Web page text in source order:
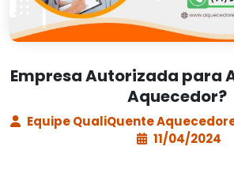
Empresa Autorizada para
Aquecedor?
Equipe QualiQuente
11/04/2024